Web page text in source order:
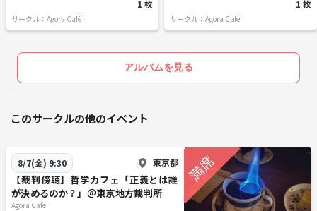
1 枚
サークル：Agora Café
1 枚
サークル：Agora Café
アルバムを見る
このサークルの他のイベント
8/7(金) 9:30 東京都
【裁判傍聴】哲学カフェ「正義とは誰
が決めるのか？」＠東京地方裁判所
Agora Café